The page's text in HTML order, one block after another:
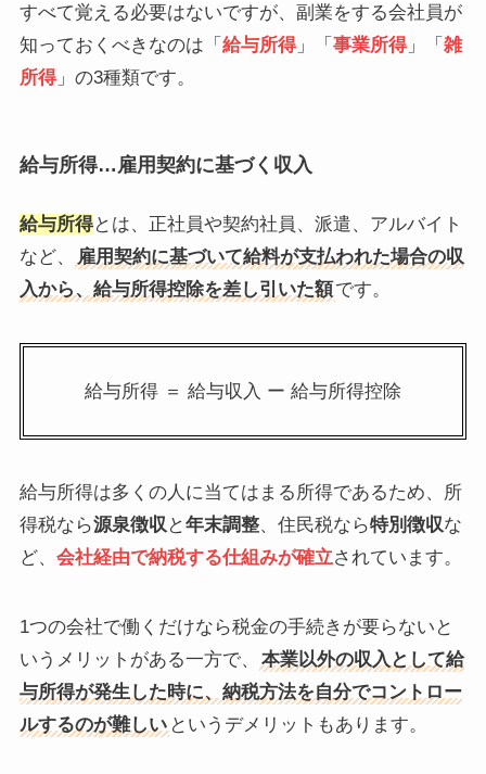
すべて覚える必要はないですが、副業をする会社員が
知っておくべきなのは「 給与所得」「 事業所得」「 雑
所得」の3種類です。
給与所得…雇用契約に基づく収入
給与所得とは、正社員や契約社員、派遣、アルバイト
など、
雇用契約に基づいて給料が支払われた場合の収
入から、給与所得控除を差し引いた額です。
給与所得 ＝ 給与収入 ー 給与所得控除
給与所得は多くの人に当てはまる所得であるため、所
得税なら源泉徴収と年末調整、住民税なら特別徴収な
ど、 会社経由で納税する仕組みが確立されています。
1つの会社で働くだけなら税金の手続きが要らないと
いうメリットがある一方で、
本業以外の収入として給
与所得が発生した時に、納税方法を自分でコントロー
ルするのが難しい というデメリットもあります。